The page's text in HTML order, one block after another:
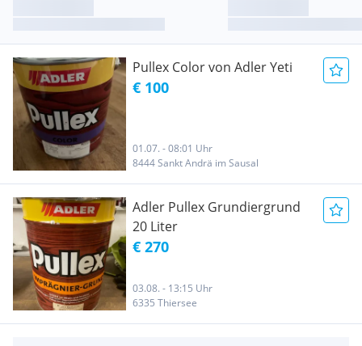
Pullex Color von Adler Yeti
€ 100
01.07. - 08:01 Uhr
8444 Sankt Andrä im Sausal
Adler Pullex Grundiergrund
20 Liter
€ 270
03.08. - 13:15 Uhr
6335 Thiersee